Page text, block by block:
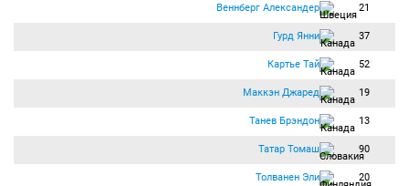
Веннберг Александер 21
Гурд Янни 37
Картье Тай 52
Маккэн Джаред 19
Танев Брэндон 13
Татар Томаш 90
Толванен Эли 20